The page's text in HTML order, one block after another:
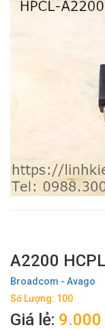
A2200
Broadcom - Avago
Số Lượng: 100
Giá lẻ: 9.000